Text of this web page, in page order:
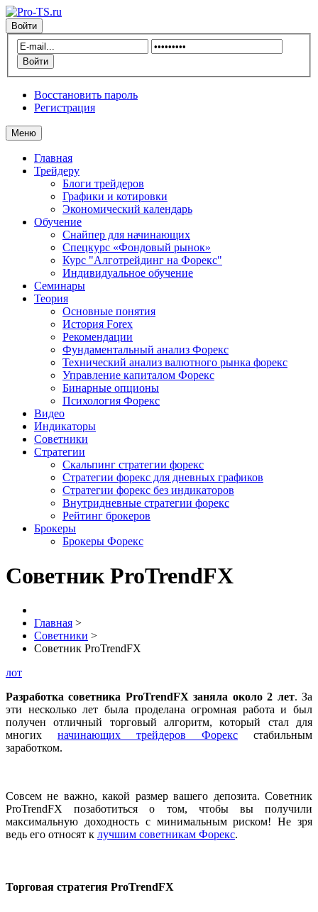
Войти
Восстановить пароль
Регистрация
Меню
Главная
Трейдеру
Блоги трейдеров
Графики и котировки
Экономический календарь
Обучение
Снайпер для начинающих
Спецкурс «Фондовый рынок»
Курс "Алготрейдинг на Форекс"
Индивидуальное обучение
Семинары
Теория
Основные понятия
История Forex
Рекомендации
Фундаментальный анализ Форекс
Технический анализ валютного рынка форекс
Управление капиталом Форекс
Бинарные опционы
Психология Форекс
Видео
Индикаторы
Советники
Стратегии
Скальпинг стратегии форекс
Стратегии форекс для дневных графиков
Стратегии форекс без индикаторов
Внутридневные стратегии форекс
Рейтинг брокеров
Брокеры
Брокеры Форекс
Советник ProTrendFX
Главная >
Советники >
Советник ProTrendFX
лот
Разработка советника ProTrendFX заняла около 2 лет. За
эти несколько лет была проделана огромная работа и был
получен отличный торговый алгоритм, который стал для
многих начинающих трейдеров Форекс стабильным
заработком.
Совсем не важно, какой размер вашего депозита. Советник
ProTrendFX позаботиться о том, чтобы вы получили
максимальную доходность с минимальным риском! Не зря
ведь его относят к лучшим советникам Форекс.
Торговая стратегия ProTrendFX